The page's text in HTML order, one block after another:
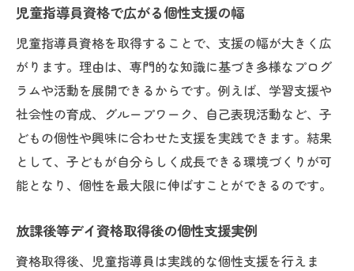
児童指導員資格で広がる個性支援の幅
児童指導員資格を取得することで、支援の幅が大きく広
がります。理由は、専門的な知識に基づき多様なプログ
ラムや活動を展開できるからです。例えば、学習支援や
社会性の育成、グループワーク、自己表現活動など、子
どもの個性や興味に合わせた支援を実践できます。結果
として、子どもが自分らしく成長できる環境づくりが可
能となり、個性を最大限に伸ばすことができるのです。
放課後等デイ資格取得後の個性支援実例
資格取得後、児童指導員は実践的な個性支援を行えま